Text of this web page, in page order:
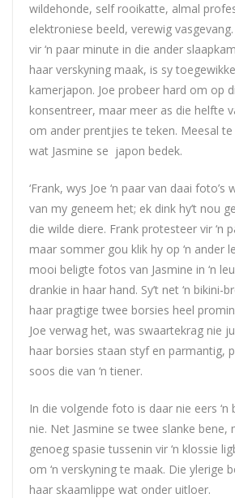
wildehonde, self rooikatte, almal
elektroniese beeld, verewig
vir ‘n paar minute in die ander
haar verskyning maak, is sy
kamerjapon. Joe probeer hard om op
konsentreer, maar meer as die helfte
om ander prentjies te teken. Meesal
wat Jasmine se japon bedek.
‘Frank, wys Joe ‘n paar van daai foto’s
van my geneem het; ek dink hy’t nou
die wilde diere. Frank protesteer vir ‘n
maar sommer gou klik hy op ‘n ander
mooi beligte fotos van Jasmine in ‘n
drankie in haar hand. Sy’t net ‘n bikini-
haar pragtige twee borsies heel
Joe verwag het, was swaartekrag nie
haar borsies staan styf en parmantig,
soos die van ‘n tiener.
In die volgende foto is daar nie eers ‘n
nie. Net Jasmine se twee slanke bene,
genoeg spasie tussenin vir ‘n klossie
om ‘n verskyning te maak. Die ylerige
haar skaamlippe wat onder uitloer.